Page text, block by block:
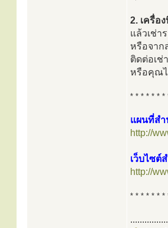
2. เครื่อ
แล้วเช่า
หรือจาก
ติดต่อเช่
หรือคุณไ
* * * * * * *
แผนที่สำ
http://
เว็บไซต์
http://
* * * * * * *